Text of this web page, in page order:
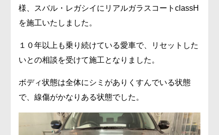
様、スバル・レガシイにリアルガラスコートclassH
を施工いたしました。
１０年以上も乗り続けている愛車で、リセットした
いとの相談を受けて施工となりました。
ボディ状態は全体にシミがありくすんでいる状態
で、線傷がかなりある状態でした。